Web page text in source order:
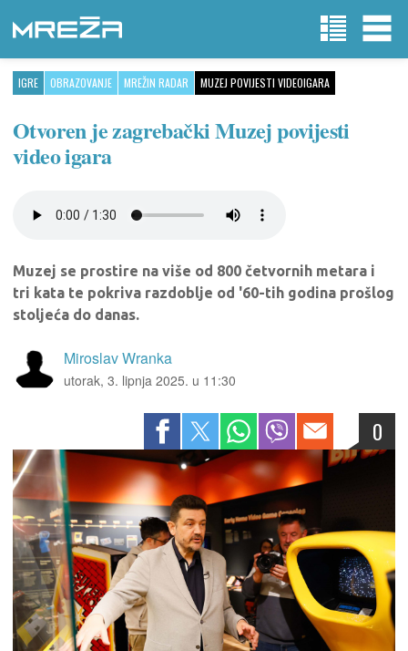
IGRE OBRAZOVANJE MREŽIN RADAR MUZEJ POVIJESTI VIDEOIGARA
Otvoren je zagrebački Muzej povijesti
video igara
Muzej se prostire na više od 800 četvornih metara i
tri kata te pokriva razdoblje od '60-tih godina prošlog
stoljeća do danas.
Miroslav Wranka
utorak, 3. lipnja 2025. u 11:30
0